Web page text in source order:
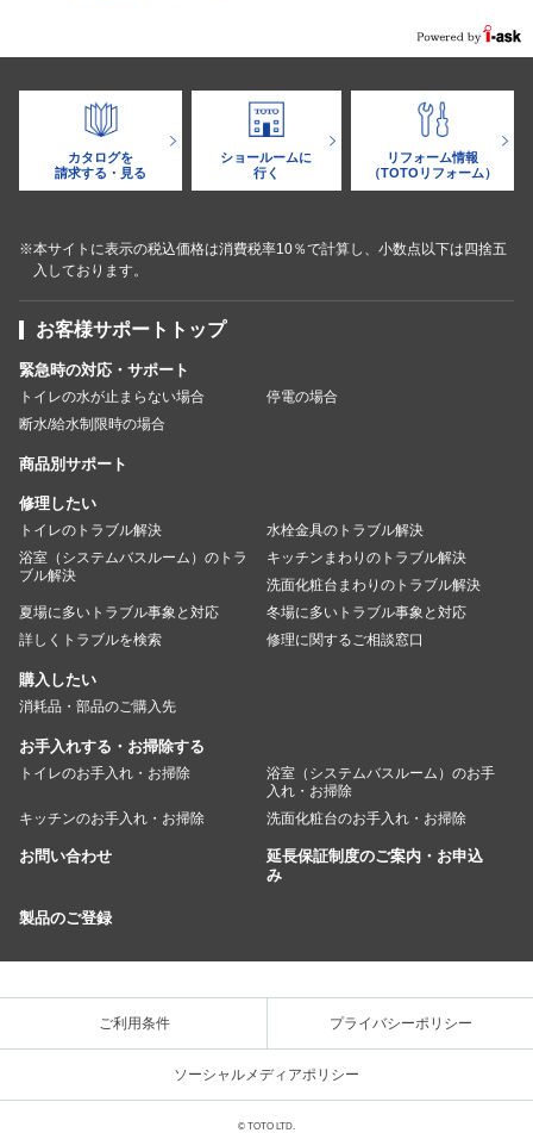
カタログを
請求する・見る
ショールームに
行く
リフォーム情報
（TOTOリフォーム）
※本サイトに表示の税込価格は消費税率10％で計算し、小数点以下は四捨五
入しております。
お客様サポートトップ
緊急時の対応・サポート
トイレの水が止まらない場合
停電の場合
断水/給水制限時の場合
商品別サポート
修理したい
トイレのトラブル解決
水栓金具のトラブル解決
浴室（システムバスルーム）のトラ
ブル解決
キッチンまわりのトラブル解決
洗面化粧台まわりのトラブル解決
夏場に多いトラブル事象と対応
冬場に多いトラブル事象と対応
詳しくトラブルを検索
修理に関するご相談窓口
購入したい
消耗品・部品のご購入先
お手入れする・お掃除する
トイレのお手入れ・お掃除
浴室（システムバスルーム）のお手
入れ・お掃除
キッチンのお手入れ・お掃除
洗面化粧台のお手入れ・お掃除
お問い合わせ
延長保証制度のご案内・お申込
み
製品のご登録
ご利用条件 プライバシーポリシー
ソーシャルメディアポリシー
© TOTO LTD.